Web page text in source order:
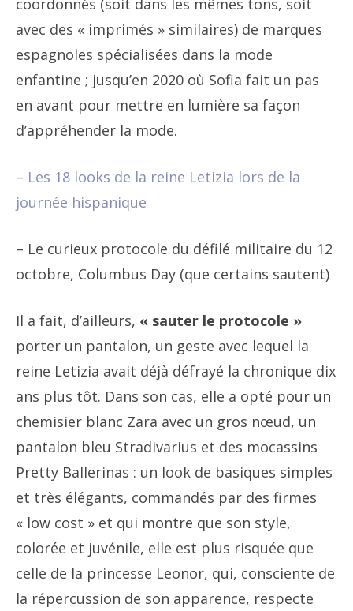
coordonnés (soit dans les mêmes tons, soit
avec des « imprimés » similaires) de marques
espagnoles spécialisées dans la mode
enfantine ; jusqu’en 2020 où Sofia fait un pas
en avant pour mettre en lumière sa façon
d’appréhender la mode.
– Les 18 looks de la reine Letizia lors de la
journée hispanique
– Le curieux protocole du défilé militaire du 12
octobre, Columbus Day (que certains sautent)
Il a fait, d’ailleurs, « sauter le protocole »
porter un pantalon, un geste avec lequel la
reine Letizia avait déjà défrayé la chronique dix
ans plus tôt. Dans son cas, elle a opté pour un
chemisier blanc Zara avec un gros nœud, un
pantalon bleu Stradivarius et des mocassins
Pretty Ballerinas : un look de basiques simples
et très élégants, commandés par des firmes
« low cost » et qui montre que son style,
colorée et juvénile, elle est plus risquée que
celle de la princesse Leonor, qui, consciente de
la répercussion de son apparence, respecte